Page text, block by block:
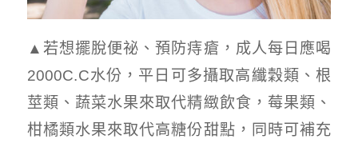
▲若想擺脫便祕、預防痔瘡，成人每日應喝
2000C.C水份，平日可多攝取高纖穀類、根
莖類、蔬菜水果來取代精緻飲食，莓果類、
柑橘類水果來取代高糖份甜點，同時可補充